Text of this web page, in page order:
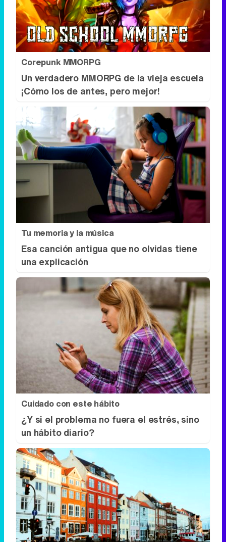
Corepunk MMORPG
Un verdadero MMORPG de la vieja escuela
¡Cómo los de antes, pero mejor!
Tu memoria y la música
Esa canción antigua que no olvidas tiene
una explicación
Cuidado con este hábito
¿Y si el problema no fuera el estrés, sino
un hábito diario?